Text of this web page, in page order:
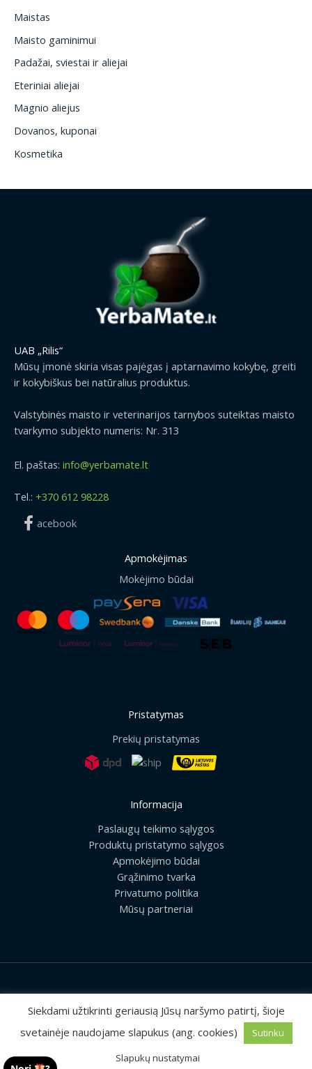
Maistas
Maisto gaminimui
Padažai, sviestai ir aliejai
Eteriniai aliejai
Magnio aliejus
Dovanos, kuponai
Kosmetika
UAB „Rilis“
Mūsų įmonė skiria visas pajėgas į aptarnavimo kokybę, greiti
ir kokybiškus bei natūralius produktus.
Valstybinės maisto ir veterinarijos tarnybos suteiktas maisto
tvarkymo subjekto numeris: Nr. 313
El. paštas: info@yerbamate.lt
Tel.: +370 612 98228
acebook
Apmokėjimas
Mokėjimo būdai
Pristatymas
Prekių pristatymas
Informacija
Paslaugų teikimo sąlygos
Produktų pristatymo sąlygos
Apmokėjimo būdai
Grąžinimo tvarka
Privatumo politika
Mūsų partneriai
2026 © Visos teisės saugomos | UAB „Rilis“
Sprendimas:MEDIAERN
Siekdami užtikrinti geriausią Jūsų naršymo patirtį, šioje
svetainėje naudojame slapukus (ang. cookies)
Sutinku
Slapukų nustatymai